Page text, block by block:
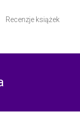
Recenzje książek